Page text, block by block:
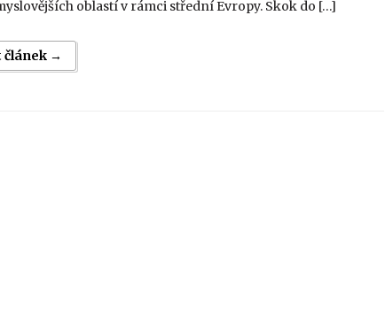
oblastí v rámci střední Evropy. Skok do […]
článek →